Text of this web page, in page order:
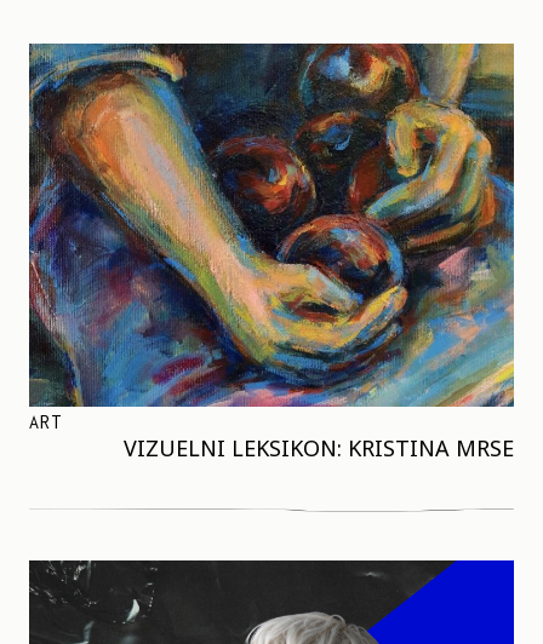
ART
VIZUELNI LEKSIKON: KRISTINA MRSE